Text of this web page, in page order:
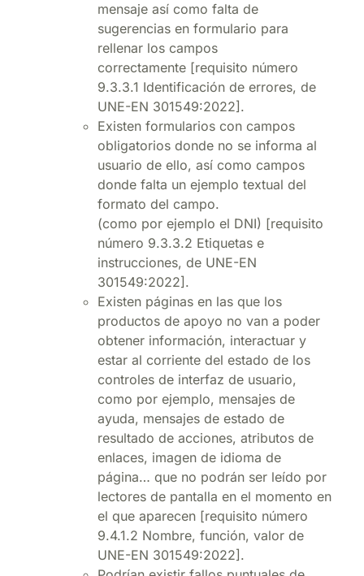
mensaje así como falta de
sugerencias en formulario para
rellenar los campos
correctamente [requisito número
9.3.3.1 Identificación de errores, de
UNE-EN 301549:2022].
Existen formularios con campos
obligatorios donde no se informa al
usuario de ello, así como campos
donde falta un ejemplo textual del
formato del campo.
(como por ejemplo el DNI) [requisito
número 9.3.3.2 Etiquetas e
instrucciones, de UNE-EN
301549:2022].
Existen páginas en las que los
productos de apoyo no van a poder
obtener información, interactuar y
estar al corriente del estado de los
controles de interfaz de usuario,
como por ejemplo, mensajes de
ayuda, mensajes de estado de
resultado de acciones, atributos de
enlaces, imagen de idioma de
página… que no podrán ser leído por
lectores de pantalla en el momento en
el que aparecen [requisito número
9.4.1.2 Nombre, función, valor de
UNE-EN 301549:2022].